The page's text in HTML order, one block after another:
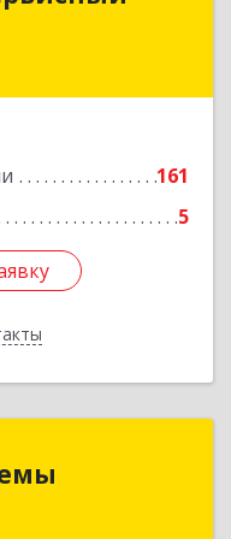
161
5
Подробнее
округ